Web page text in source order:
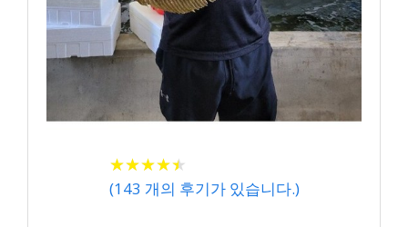
★★★★★
★★★★★
(143 개의 후기가 있습니다.)